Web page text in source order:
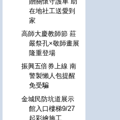
在地社工送愛到
家
高師大慶教師節 莊
嚴祭孔×敬師畫展
隆重登場
振興五倍券上線 南
警製懶人包提醒
免受騙
金城民防坑道展示
館入口樓梯9/27
起彩繪施工